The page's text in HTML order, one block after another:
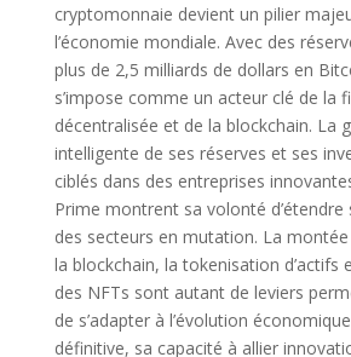
cryptomonnaie devient un pilier
l’économie mondiale. Avec des
plus de 2,5 milliards de dollars en
s’impose comme un acteur clé de la
décentralisée et de la blockchain. La
intelligente de ses réserves et ses
ciblés dans des entreprises
Prime montrent sa volonté d’étendre
des secteurs en mutation. La
la blockchain, la tokenisation d’actifs
des NFTs sont autant de leviers
de s’adapter à l’évolution
définitive, sa capacité à allier